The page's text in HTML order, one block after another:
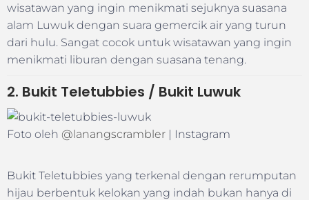
wisatawan yang ingin menikmati sejuknya suasana
alam Luwuk dengan suara gemercik air yang turun
dari hulu. Sangat cocok untuk wisatawan yang ingin
menikmati liburan dengan suasana tenang.
2. Bukit Teletubbies / Bukit Luwuk
Foto oleh @lanangscrambler | Instagram
Bukit Teletubbies yang terkenal dengan rerumputan
hijau berbentuk kelokan yang indah bukan hanya di